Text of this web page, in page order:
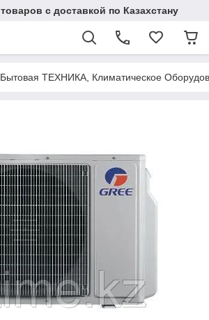
с доставкой по Казахстану
Бытовая ТЕХНИКА, Климатическое